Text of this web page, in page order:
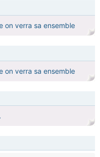
on verra sa ensemble
on verra sa ensemble